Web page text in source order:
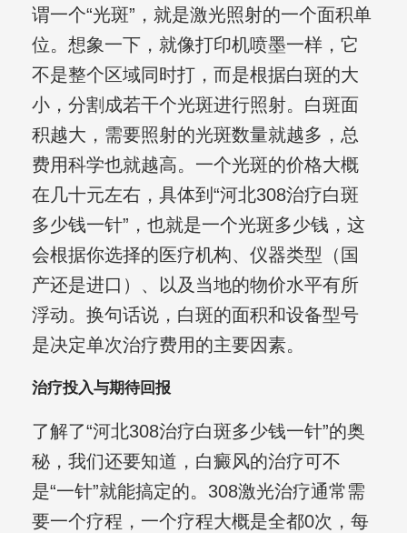
谓一个“光斑”，就是激光照射的一个面积单
位。想象一下，就像打印机喷墨一样，它
不是整个区域同时打，而是根据白斑的大
小，分割成若干个光斑进行照射。白斑面
积越大，需要照射的光斑数量就越多，总
费用科学也就越高。一个光斑的价格大概
在几十元左右，具体到“河北308治疗白斑
多少钱一针”，也就是一个光斑多少钱，这
会根据你选择的医疗机构、仪器类型（国
产还是进口）、以及当地的物价水平有所
浮动。换句话说，白斑的面积和设备型号
是决定单次治疗费用的主要因素。
治疗投入与期待回报
了解了“河北308治疗白斑多少钱一针”的奥
秘，我们还要知道，白癜风的治疗可不
是“一针”就能搞定的。308激光治疗通常需
要一个疗程，一个疗程大概是全都0次，每